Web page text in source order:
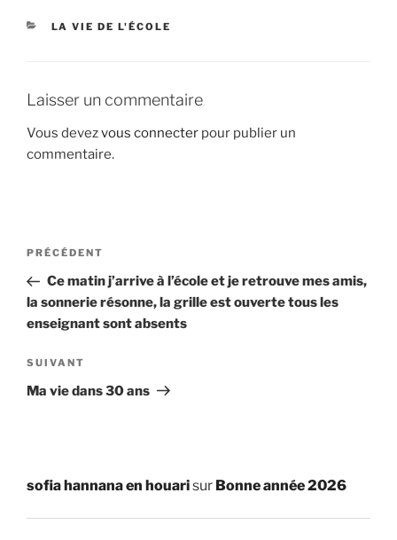
CATÉGORIES
LA VIE DE L'ÉCOLE
Laisser un commentaire
Vous devezvous connecter pour publier un
commentaire.
Navigation
l’article
Article
précédent
PRÉCÉDENT
Ce matin j’arrive à l’école et je retrouve mes amis,
la sonnerie résonne, la grille est ouverte tous les
enseignant sont absents
Article
suivant
SUIVANT
Ma vie dans 30 ans
sofia hannana en houarisur Bonne année 2026